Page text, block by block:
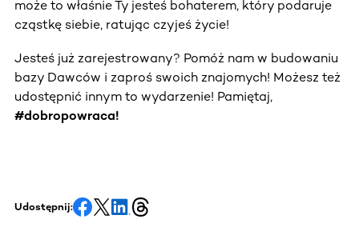
może to właśnie Ty jesteś bohaterem, który podaruje
cząstkę siebie, ratując czyjeś życie!
Jesteś już zarejestrowany? Pomóż nam w budowaniu
bazy Dawców i zaproś swoich znajomych! Możesz też
udostępnić innym to wydarzenie! Pamiętaj,
#dobropowraca!
Udostępnij: